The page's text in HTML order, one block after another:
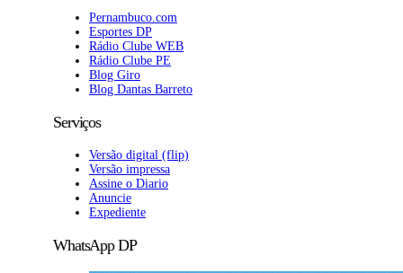
Pernambuco.com
Esportes DP
Rádio Clube WEB
Rádio Clube PE
Blog Giro
Blog Dantas Barreto
Serviços
Versão digital (flip)
Versão impressa
Assine o Diario
Anuncie
Expediente
WhatsApp DP